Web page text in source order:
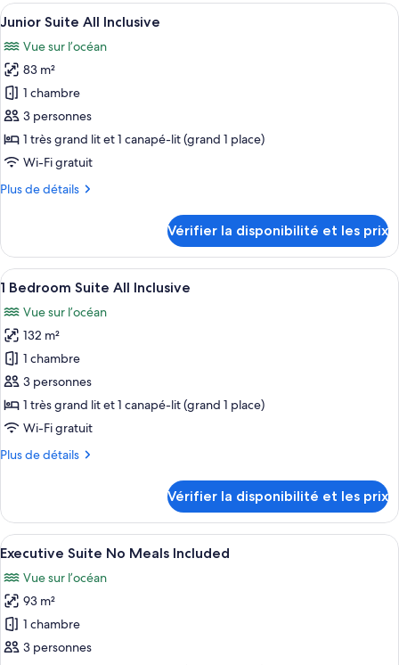
Included
de
Junior
Suite
No
Meals
Included
Afficher
toutes
les
photos
pour
ce
type
de
chambre :
Junior
Inclusive
Une chambre d’hôtel avec un
11
Junior Suite All Inclusive
Vue sur l’océan
83 m²
1 chambre
3 personnes
1 très grand lit et 1 canapé-lit (grand 1 place)
Wi-Fi gratuit
Plus de détails
Plus
le
type
de
Junior
Suite
All
Inclusive
Vérifier la disponibilité et les prix
Afficher
toutes
les
photos
pour
ce
type
de
chambre :
1
All
Inclusive
Une chambre d’hôtel comprenant
9
1 Bedroom Suite All Inclusive
Vue sur l’océan
132 m²
1 chambre
3 personnes
1 très grand lit et 1 canapé-lit (grand 1 place)
Wi-Fi gratuit
Plus de détails
Plus
le
type
de
Bedroom
Suite
All
Inclusive
Vérifier la disponibilité et les prix
Afficher
toutes
les
photos
pour
ce
Une chambre d’hôtel avec un lit, un
8
Executive Suite No Meals Included
Vue sur l’océan
93 m²
1 chambre
3 personnes